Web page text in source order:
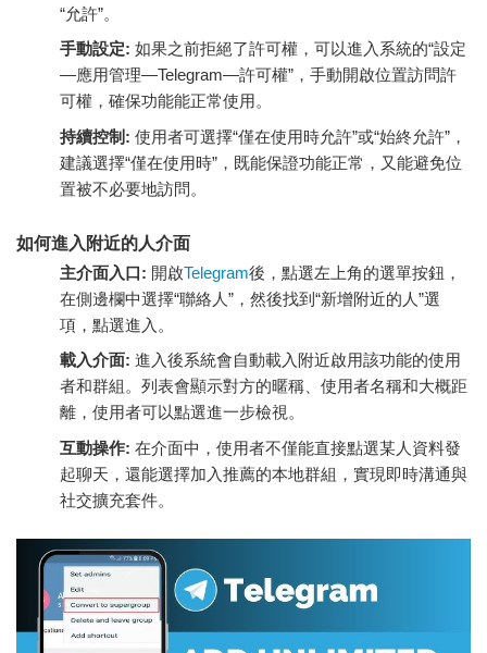
“允許”。
手動設定: 如果之前拒絕了許可權，可以進入系統的“設定
—應用管理—Telegram—許可權”，手動開啟位置訪問許
可權，確保功能能正常使用。
持續控制: 使用者可選擇“僅在使用時允許”或“始終允許”，
建議選擇“僅在使用時”，既能保證功能正常，又能避免位
置被不必要地訪問。
如何進入附近的人介面
主介面入口: 開啟Telegram後，點選左上角的選單按鈕，
在側邊欄中選擇“聯絡人”，然後找到“新增附近的人”選
項，點選進入。
載入介面: 進入後系統會自動載入附近啟用該功能的使用
者和群組。列表會顯示對方的暱稱、使用者名稱和大概距
離，使用者可以點選進一步檢視。
互動操作: 在介面中，使用者不僅能直接點選某人資料發
起聊天，還能選擇加入推薦的本地群組，實現即時溝通與
社交擴充套件。